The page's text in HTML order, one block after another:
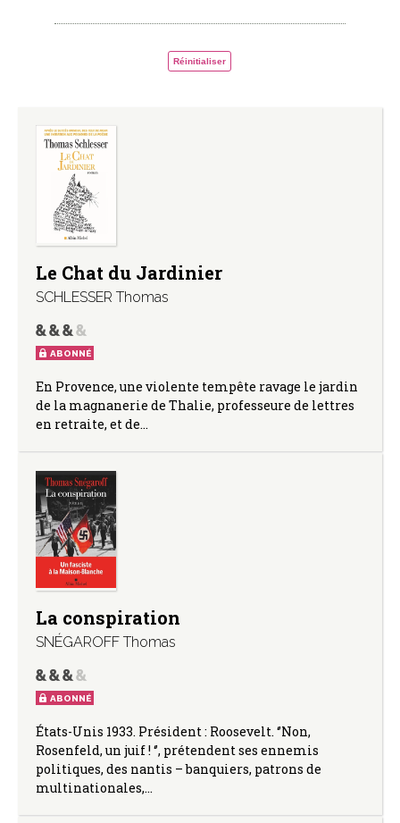
Réinitialiser
Le Chat du Jardinier
SCHLESSER Thomas
ABONNÉ
En Provence, une violente tempête ravage le jardin
de la magnanerie de Thalie, professeure de lettres
en retraite, et de…
La conspiration
SNÉGAROFF Thomas
ABONNÉ
États-Unis 1933. Président : Roosevelt. ‘’Non,
Rosenfeld, un juif ! ‘’, prétendent ses ennemis
politiques, des nantis – banquiers, patrons de
multinationales,…